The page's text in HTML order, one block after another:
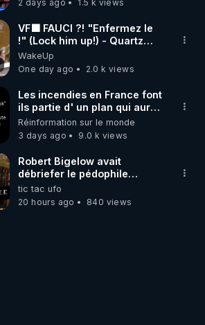
2 days ago
1.5 k views
VF🟩 FAUCI ?! "Enfermez le
!" (Lock him up!) - Quartz
Traduction
WakeUp
One day ago
2.0 k views
Les incendies en France font
ils partie d' un plan qui aurait
débuté le 11 septembre 2001
?
Réinformation sur le monde
3 days ago
9.0 k views
Robert Bigelow avait
débriefer le pédophile
génocidaire de donald j
trump
tic tac ufo
20 hours ago
840 views